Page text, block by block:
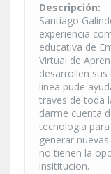
Descripción:
Santiago
experiencia
educativa de
Virtual de
desarrollen
línea pude
traves de toda
darme cuenta
tecnologia
generar
no tienen la
insititucion.